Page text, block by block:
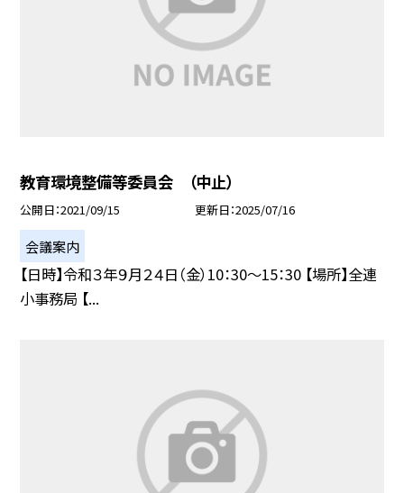
教育環境整備等委員会 （中止）
公開日 2021/09/15 更新日 2025/07/16
会議案内
【日時】令和３年９月２４日（金）10：30〜15：30 【場所】全連
小事務局 【...